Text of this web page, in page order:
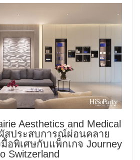
Aesthetics and Medical
สประสบการณ์ผ่อนคลาย
อพิเศษกับแพ็กเกจ Journey
Switzerland